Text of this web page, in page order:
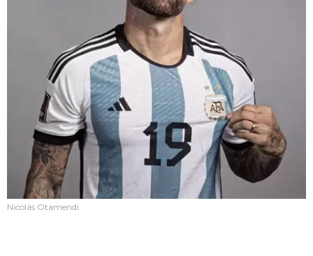
Nicolás Otamendi